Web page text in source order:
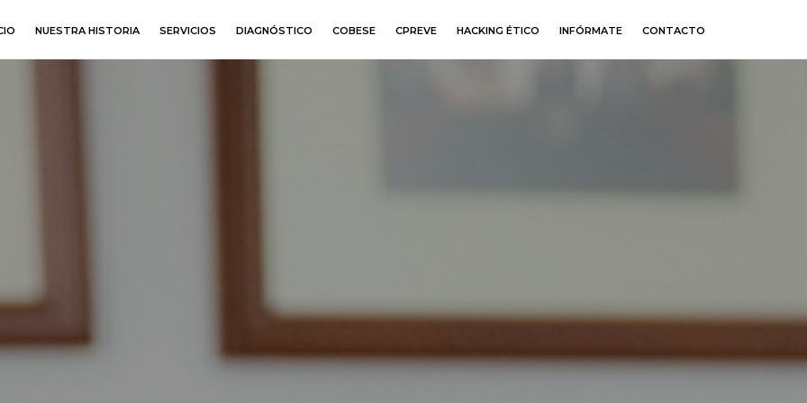
NUESTRA HISTORIA SERVICIOS DIAGNÓSTICO COBESE CPREVE HACKING ÉTICO INFÓRMATE CONTACTO